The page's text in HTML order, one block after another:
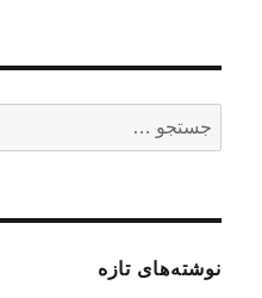
برای:
نوشته‌های تازه